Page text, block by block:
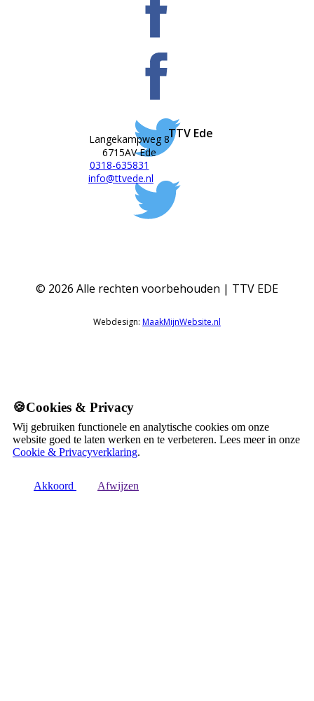
TTV Ede
Langekampweg 8
6715AV Ede
0318-635831
info@ttvede.nl
© 2026 Alle rechten voorbehouden | TTV EDE
Webdesign: MaakMijnWebsite.nl
🍪Cookies & Privacy
Wij gebruiken functionele en analytische cookies om onze
website goed te laten werken en te verbeteren. Lees meer in onze
Cookie & Privacyverklaring.
Akkoord Afwijzen